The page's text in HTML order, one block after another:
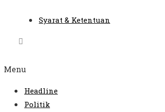
Syarat & Ketentuan
Menu
Headline
Politik